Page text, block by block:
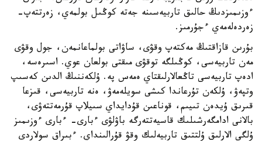
ءوزىمىزدىڭ حالىق تاربيەسىنە جەتە كوڭىل بولمەي، زەرتتەپ-
زەردەلەمەي ءجۇرمىز.
بۇرىن قازاقتىڭ مەكتەپ وقۋى، ساۋاتى بولماعانمەن، جول وقۋى
مەن تاربيەسى، كوڭىلگە توقۋى مىقتى بولعان عوي. اسىرەسە،
ادەپ تاربيەسى تاڭعالارلىقتاي ەمەس پە. ۇلكەننىڭ الدىن كەسىپ
وتپەۋ، ۇلكەن تۇرعاندا كىشى سويلەمەۋ، ەنە تاربيەسى، قىزعا
قىرىق ۇيدەن تىيىم، قوناعىن قۇدايداي سىيلاپ قۇرمەتتەۋى،
بالانى ادامگەرشىلىك قاسيەتتەرگە باۋلۋى ءبارى- ءبارى ءوزىمىز
ۇلگى الارلىق ۇلتتىق تاربيەلىك وقۋ قۇرالىنداي. ءبىراق سولاردى